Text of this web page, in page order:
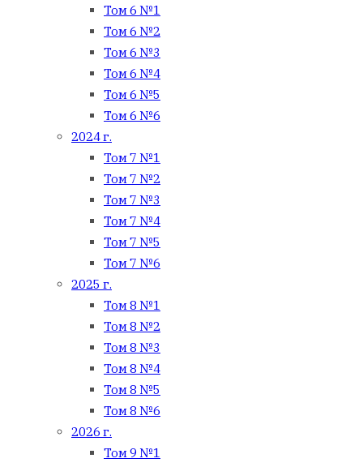
Том 6 №1
Том 6 №2
Том 6 №3
Том 6 №4
Том 6 №5
Том 6 №6
2024 г.
Том 7 №1
Том 7 №2
Том 7 №3
Том 7 №4
Том 7 №5
Том 7 №6
2025 г.
Том 8 №1
Том 8 №2
Том 8 №3
Том 8 №4
Том 8 №5
Том 8 №6
2026 г.
Том 9 №1